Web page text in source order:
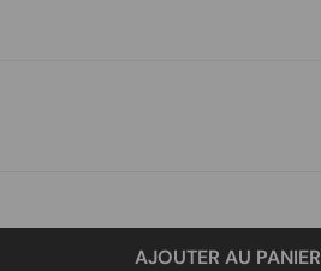
AJOUTER AU PANIER